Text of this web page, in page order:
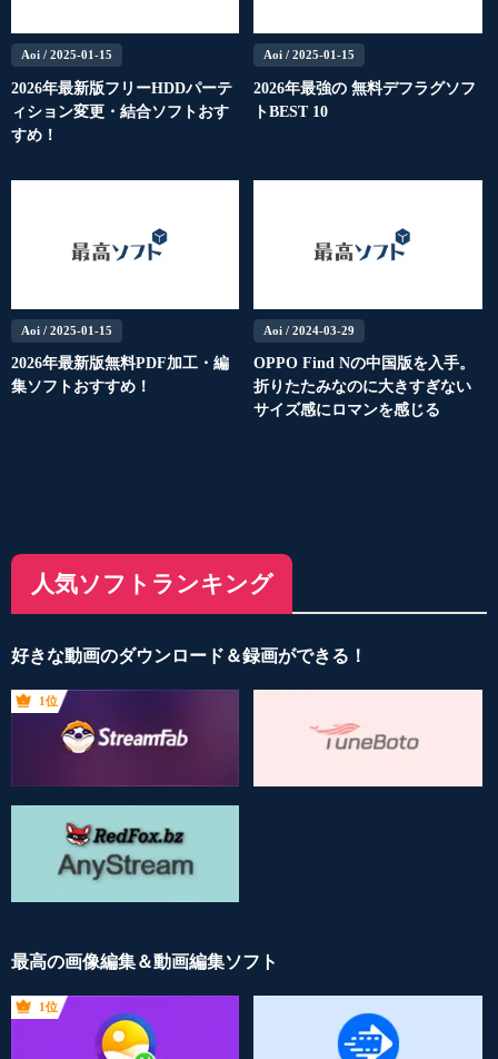
Aoi / 2025-01-15
2026年最新版フリーHDDパーテ
ィション変更・結合ソフトおす
すめ！
Aoi/ 2025-01-15
2026年最強の 無料デフラグソフ
トBEST 10
Aoi / 2025-01-15
2026年最新版無料PDF加工・編
集ソフトおすすめ！
Aoi/ 2024-03-29
OPPO Find Nの中国版を入手。
折りたたみなのに大きすぎない
サイズ感にロマンを感じる
人気ソフトランキング
好きな動画のダウンロード＆録画ができる！
1位
最高の画像編集＆動画編集ソフト
1位